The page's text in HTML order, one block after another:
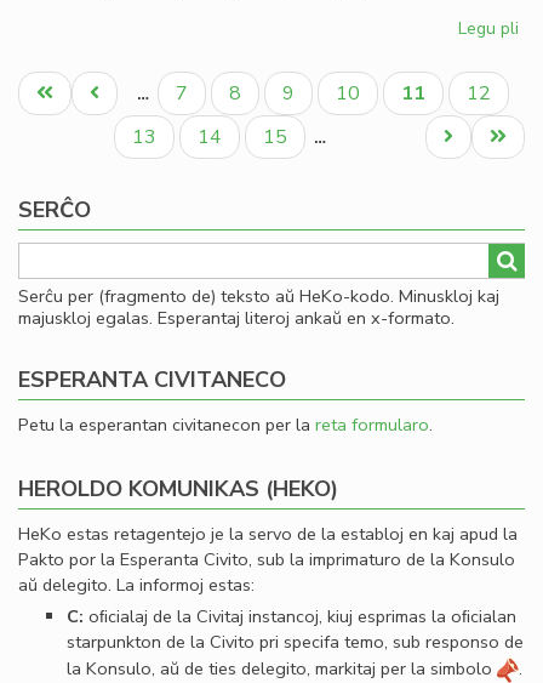
Legu pli
la
Pagination
Unua
paĝo
Antaŭa
paĝo
… Paĝo
7 Paĝo
8 Paĝo
9 Paĝo
10
Aktuala
paĝo
11 Paĝo
12
Paĝo
13 Paĝo
14 Paĝo
15 …
Last
page
Next
page
SERĈO
Serĉu per (fragmento de) teksto aŭ HeKo-kodo. Minuskloj kaj
majuskloj egalas. Esperantaj literoj ankaŭ en x-formato.
ESPERANTA CIVITANECO
Petu la esperantan civitanecon per la reta formularo.
HEROLDO KOMUNIKAS (HEKO)
HeKo estas retagentejo je la servo de la establoj en kaj apud la
Pakto por la Esperanta Civito, sub la imprimaturo de la Konsulo
aŭ delegito. La informoj estas:
C: oﬁcialaj de la Civitaj instancoj, kiuj esprimas la oﬁcialan
starpunkton de la Civito pri specifa temo, sub responso de
la Konsulo, aŭ de ties delegito, markitaj per la simbolo
.